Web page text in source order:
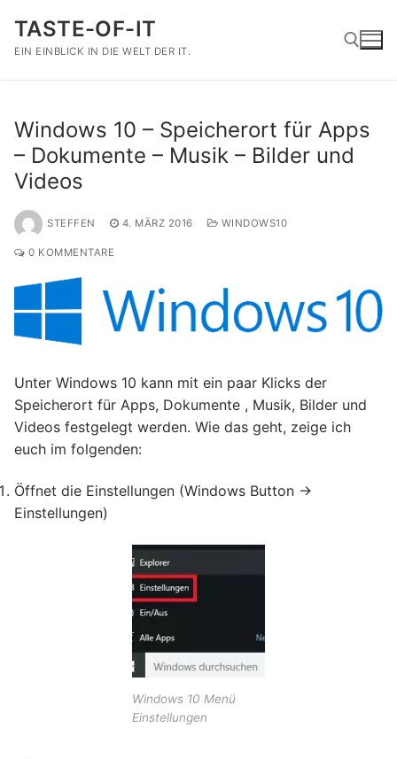
Inhalt
springen
TASTE-OF-IT
EIN EINBLICK IN DIE WELT DER IT.
Windows 10 – Speicherort für Apps
– Dokumente – Musik – Bilder und
Videos
STEFFEN 4. MÄRZ 2016 WINDOWS10
0 KOMMENTARE
Unter Windows 10 kann mit ein paar Klicks der
Speicherort für Apps, Dokumente , Musik, Bilder und
Videos festgelegt werden. Wie das geht, zeige ich
euch im folgenden:
Öffnet die Einstellungen (Windows Button ->
Einstellungen)
Windows 10 Menü
Einstellungen